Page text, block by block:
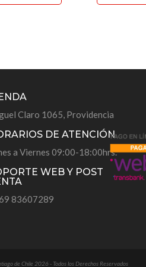
elegir
la
página
de
Claro 1065, Providencia
DE ATENCIÓN
a Viernes 09:00-18:00hrs.
WEB Y POST
83607289
de Chile 2026 - Todos los Derechos Reservados